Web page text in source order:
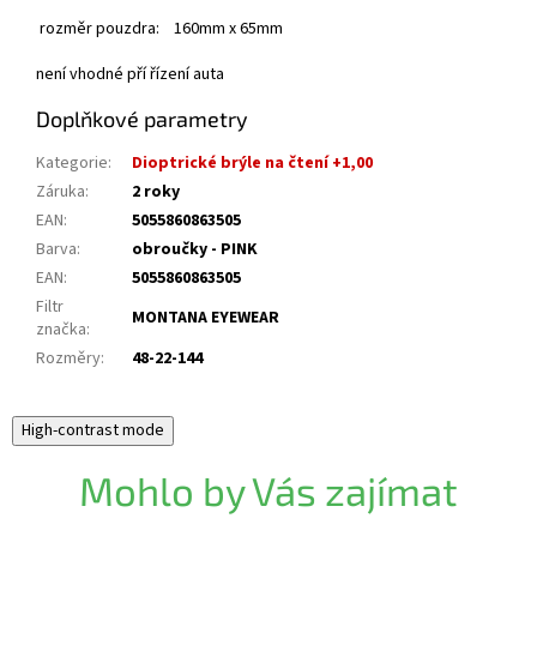
rozměr pouzdra: 160mm x 65mm
není vhodné pří řízení auta
Doplňkové parametry
Kategorie:
Dioptrické brýle na čtení +1,00
Záruka:
2 roky
EAN:
5055860863505
Barva:
obroučky - PINK
EAN:
5055860863505
Filtr
značka:
MONTANA EYEWEAR
Rozměry: 48-22-144
High-contrast mode
Mohlo by Vás zajímat